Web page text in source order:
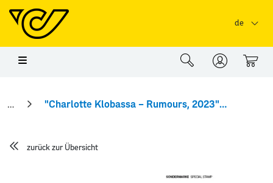
Springe zu Hauptinhalt
de
0
"Charlotte Klobassa – Rumours, 2023" Abhandlung
zurück zur Übersicht